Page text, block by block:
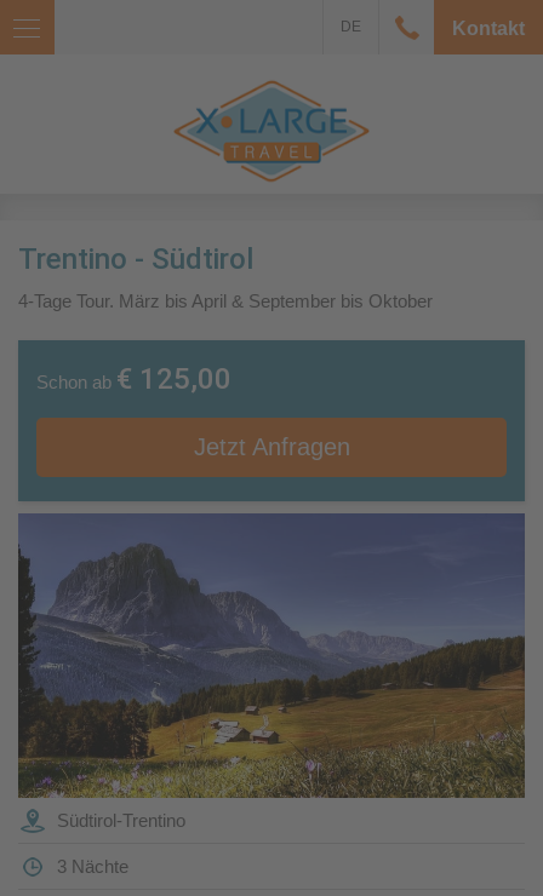
Kontakt
DE
Trentino - Südtirol
4-Tage Tour. März bis April & September bis Oktober
Schon ab € 125,00
Jetzt Anfragen
Südtirol-Trentino
3 Nächte